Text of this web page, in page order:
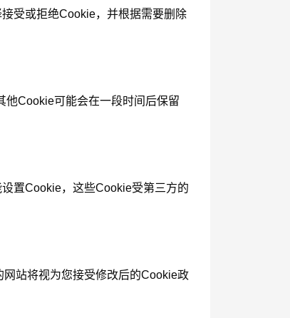
受或拒绝Cookie，并根据需要删除
Cookie可能会在一段时间后保留
置Cookie，这些Cookie受第三方的
站将视为您接受修改后的Cookie政